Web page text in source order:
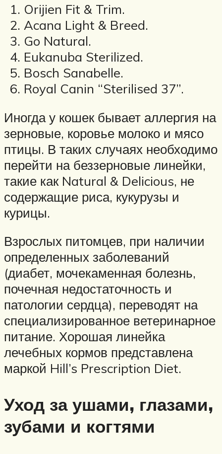
Orijien Fit & Trim.
Acana Light & Breed.
Go Natural.
Eukanuba Sterilized.
Bosch Sanabelle.
Royal Canin “Sterilised 37”.
Иногда у кошек бывает аллергия на
зерновые, коровье молоко и мясо
птицы. В таких случаях необходимо
перейти на беззерновые линейки,
такие как Natural & Delicious, не
содержащие риса, кукурузы и
курицы.
Взрослых питомцев, при наличии
определенных заболеваний
(диабет, мочекаменная болезнь,
почечная недостаточность и
патологии сердца), переводят на
специализированное ветеринарное
питание. Хорошая линейка
лечебных кормов представлена
маркой Hill’s Prescription Diet.
Уход за ушами, глазами,
зубами и когтями